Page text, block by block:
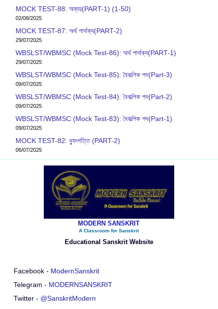
MOCK TEST-88: অব্যয়(PART-1) (1-50)
02/08/2025
MOCK TEST-87: অর্থ পার্থক্য(PART-2)
29/07/2025
WBSLST/WBMSC (Mock Test-86): অর্থ পার্থক্য(PART-1)
29/07/2025
WBSLST/WBMSC (Mock Test-85): বৈকল্পিক পদ(Part-3)
09/07/2025
WBSLST/WBMSC (Mock Test-84): বৈকল্পিক পদ(Part-2)
09/07/2025
WBSLST/WBMSC (Mock Test-83): বৈকল্পিক পদ(Part-1)
09/07/2025
MOCK TEST-82: ব‍্যুৎপত্তি (PART-2)
06/07/2025
MODERN SANSKRIT
A Classroom for Sanskrit
Educational Sanskrit Website
Facebook - ModernSanskrit
Telegram - MODERNSANSKRIT
Twitter - @SanskritModern